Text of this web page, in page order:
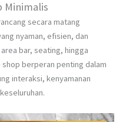
Minimalis
secara matang
nyaman, efisien, dan
bar, seating, hingga
berperan penting dalam
interaksi, kenyamanan